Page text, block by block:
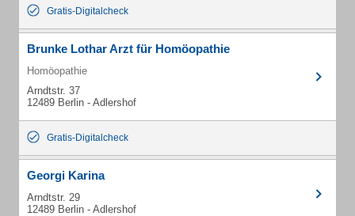
Gratis-Digitalcheck
Brunke Lothar Arzt für Homöopathie
Homöopathie
Arndtstr. 37
12489 Berlin - Adlershof
Gratis-Digitalcheck
Georgi Karina
Arndtstr. 29
12489 Berlin - Adlershof